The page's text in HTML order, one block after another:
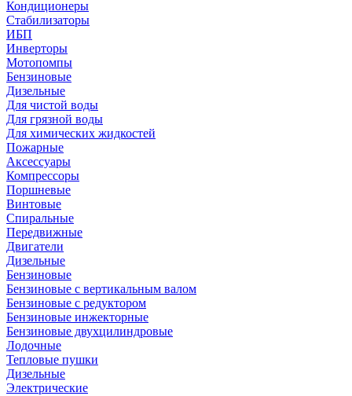
Кондиционеры
Стабилизаторы
ИБП
Инверторы
Мотопомпы
Бензиновые
Дизельные
Для чистой воды
Для грязной воды
Для химических жидкостей
Пожарные
Аксессуары
Компрессоры
Поршневые
Винтовые
Спиральные
Передвижные
Двигатели
Дизельные
Бензиновые
Бензиновые с вертикальным валом
Бензиновые с редуктором
Бензиновые инжекторные
Бензиновые двухцилиндровые
Лодочные
Тепловые пушки
Дизельные
Электрические